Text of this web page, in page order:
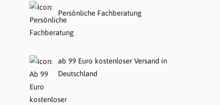
Persönliche Fachberatung
ab 99 Euro kostenloser Versand in
Deutschland